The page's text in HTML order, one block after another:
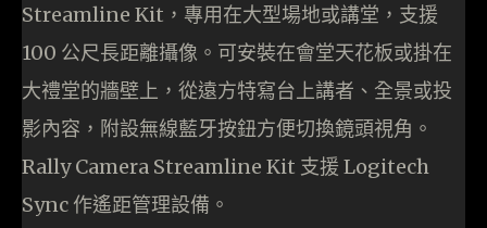
Streamline Kit，專用在大型場地或講堂，支援
100 公尺長距離攝像。可安裝在會堂天花板或掛在
大禮堂的牆壁上，從遠方特寫台上講者、全景或投
影內容，附設無線藍牙按鈕方便切換鏡頭視角。
Rally Camera Streamline Kit 支援 Logitech
Sync 作遙距管理設備。